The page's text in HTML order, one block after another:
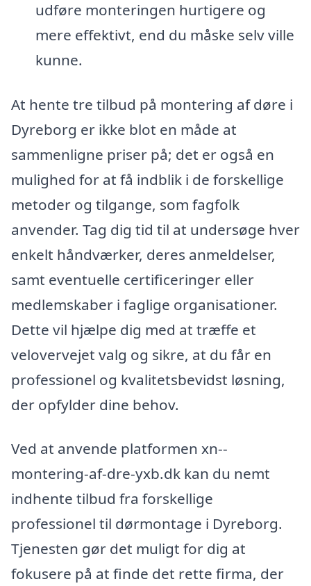
udføre monteringen hurtigere og
mere effektivt, end du måske selv ville
kunne.
At hente tre tilbud på montering af døre i
Dyreborg er ikke blot en måde at
sammenligne priser på; det er også en
mulighed for at få indblik i de forskellige
metoder og tilgange, som fagfolk
anvender. Tag dig tid til at undersøge hver
enkelt håndværker, deres anmeldelser,
samt eventuelle certificeringer eller
medlemskaber i faglige organisationer.
Dette vil hjælpe dig med at træffe et
velovervejet valg og sikre, at du får en
professionel og kvalitetsbevidst løsning,
der opfylder dine behov.
Ved at anvende platformen xn--
montering-af-dre-yxb.dk kan du nemt
indhente tilbud fra forskellige
professionel til dørmontage i Dyreborg.
Tjenesten gør det muligt for dig at
fokusere på at finde det rette firma, der